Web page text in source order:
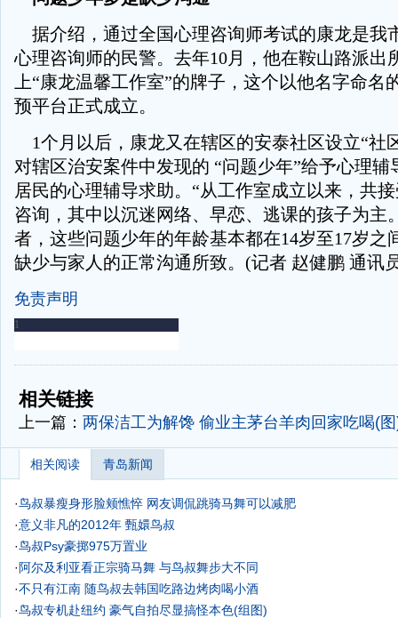
据介绍，通过全国心理咨询师考试的康龙是我
心理咨询师的民警。去年10月，他在鞍山路派出
上“康龙温馨工作室”的牌子，这个以他名字命名
预平台正式成立。
1个月以后，康龙又在辖区的安泰社区设立“社
对辖区治安案件中发现的 “问题少年”给予心理辅
居民的心理辅导求助。“从工作室成立以来，共
咨询，其中以沉迷网络、早恋、逃课的孩子为主
者，这些问题少年的年龄基本都在14岁至17岁之
缺少与家人的正常沟通所致。(记者 赵健鹏 通讯
免责声明
-
相关链接
上一篇： 两保洁工为解馋 偷业主茅台羊肉回家吃喝(
相关阅读 青岛新闻
·鸟叔暴瘦身形脸颊憔悴 网友调侃跳骑马舞可以减肥
·意义非凡的2012年 甄嬛鸟叔
·鸟叔Psy豪掷975万置业
· 阿尔及利亚看正宗骑马舞 与鸟叔舞步大不同
·不只有江南 随鸟叔去韩国吃路边烤肉喝小酒
·鸟叔专机赴纽约 豪气自拍尽显搞怪本色(组图)